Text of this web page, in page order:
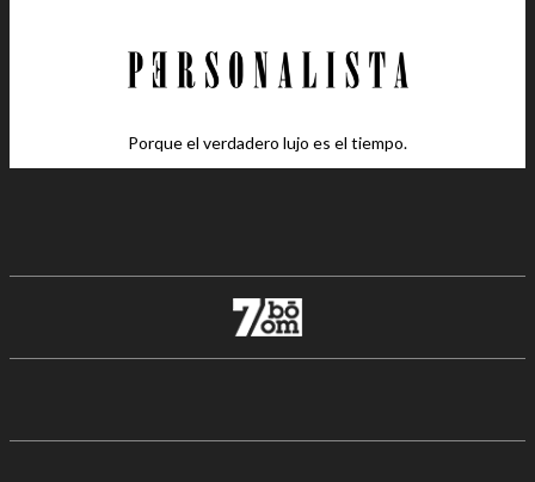
Porque el verdadero lujo es el tiempo.